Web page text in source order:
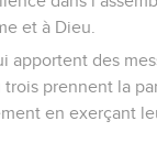
et à Dieu.
apportent des
prennent la
en exerçant